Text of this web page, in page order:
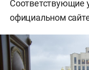
Соответствующие
официальном